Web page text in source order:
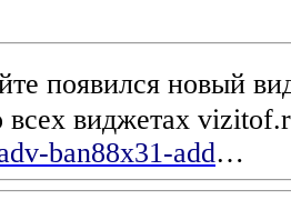
появился новый
виджетах
ban88x31-add…